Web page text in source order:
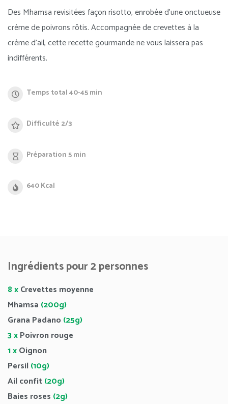
Des Mhamsa revisitées façon risotto, enrobée d’une onctueuse
crème de poivrons rôtis. Accompagnée de crevettes à la
crème d’ail, cette recette gourmande ne vous laissera pas
indifférents.
Temps total 40-45 min
Difficulté 2/3
Préparation 5 min
640 Kcal
Ingrédients pour 2 personnes
8 xCrevettes moyenne
Mhamsa (200g)
Grana Padano (25g)
3 xPoivron rouge
1 xOignon
Persil(10g)
Ail confit(20g)
Baies roses (2g)